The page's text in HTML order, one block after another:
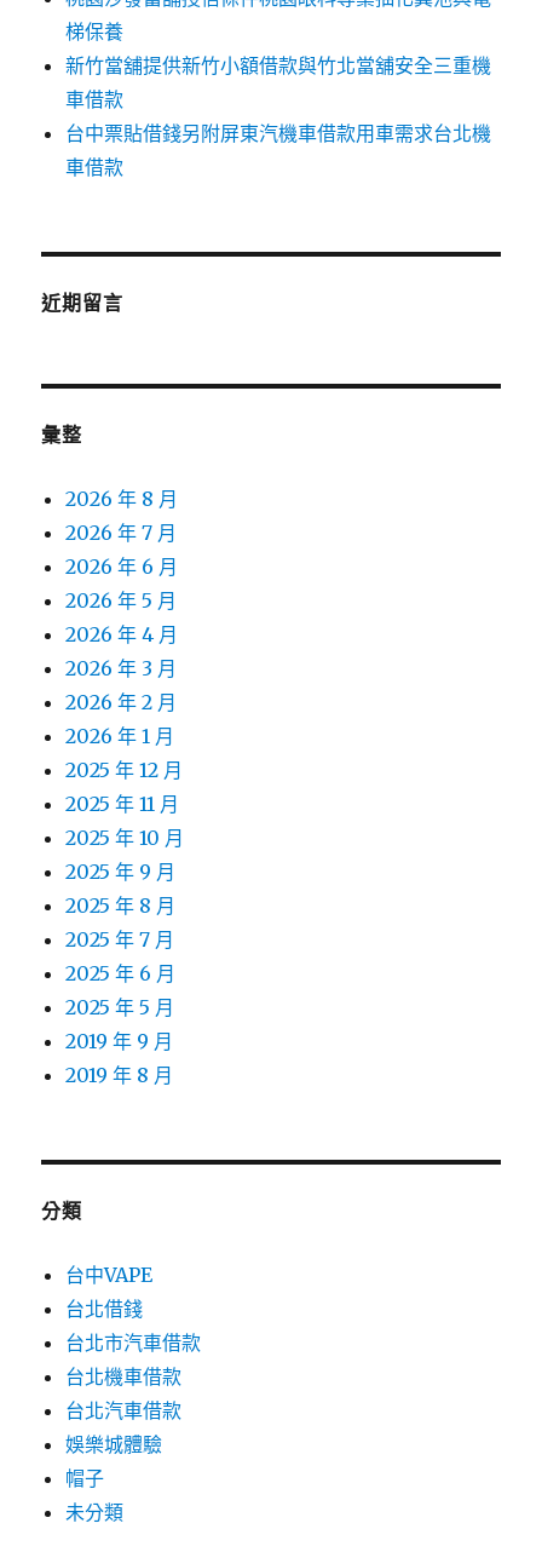
梯保養
新竹當舖提供新竹小額借款與竹北當舖安全三重機
車借款
台中票貼借錢另附屏東汽機車借款用車需求台北機
車借款
近期留言
彙整
2026 年 8 月
2026 年 7 月
2026 年 6 月
2026 年 5 月
2026 年 4 月
2026 年 3 月
2026 年 2 月
2026 年 1 月
2025 年 12 月
2025 年 11 月
2025 年 10 月
2025 年 9 月
2025 年 8 月
2025 年 7 月
2025 年 6 月
2025 年 5 月
2019 年 9 月
2019 年 8 月
分類
台中VAPE
台北借錢
台北市汽車借款
台北機車借款
台北汽車借款
娛樂城體驗
帽子
未分類